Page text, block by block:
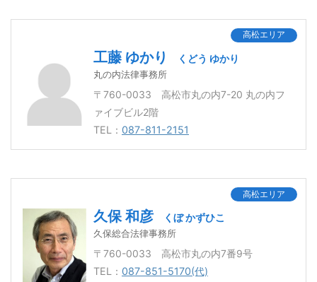
高松エリア
工藤 ゆかり くどう ゆかり
丸の内法律事務所
〒760-0033 高松市丸の内7-20 丸の内フ
ァイブビル2階
TEL： 087-811-2151
高松エリア
久保 和彦 くぼ かずひこ
久保総合法律事務所
〒760-0033 高松市丸の内7番9号
TEL： 087-851-5170(代)